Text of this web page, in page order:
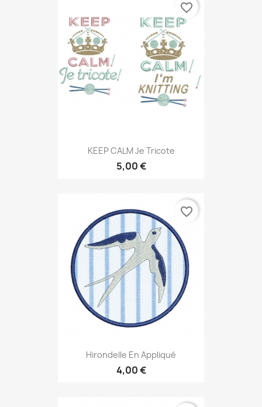
KEEP CALM Je Tricote
5,00 €
favorite_border
Hirondelle En Appliqué
4,00 €
favorite_border